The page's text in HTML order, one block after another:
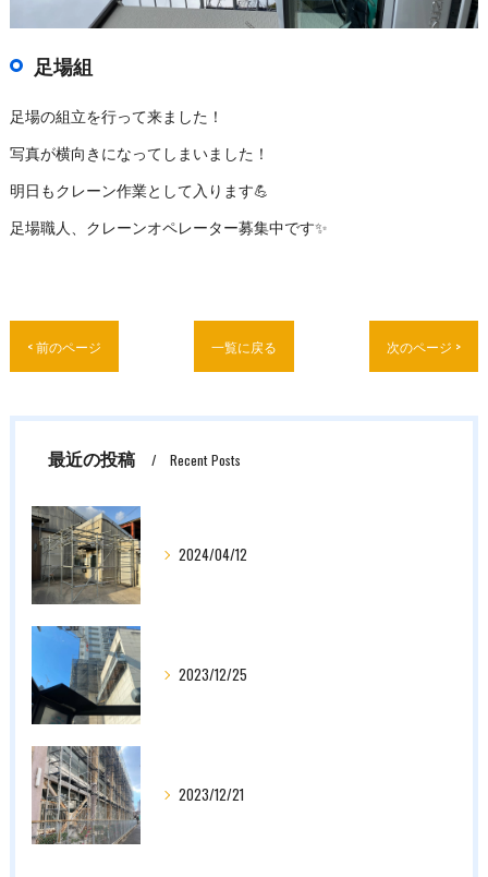
足場組
足場の組立を行って来ました！
写真が横向きになってしまいました！
明日もクレーン作業として入ります💪
足場職人、クレーンオペレーター募集中です✨
< 前のページ 一覧に戻る 次のページ >
最近の投稿 Recent Posts
2024/04/12
2023/12/25
2023/12/21